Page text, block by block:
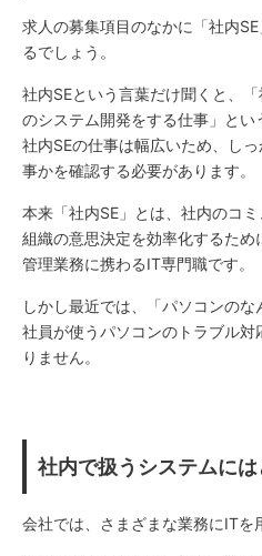
求人の募集項目のなかに「社内
るでしょう。
社内SEという言葉だけ聞くと、
のシステム開発をする仕事」と
社内SEの仕事は幅広いため、し
事かを確認する必要があります。
本来「社内SE」とは、社内のコ
組織の意思決定を効率化するため
管理業務に携わるIT専門職です。
しかし最近では、「パソコンのな
社員が使うパソコンのトラブル
りません。
社内で扱うシステムに
会社では、さまざまな業務にITを